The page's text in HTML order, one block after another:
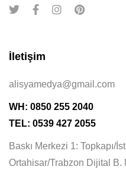
İletişim
alisyamedya@gmail.com
WH: 0850 255 2040
TEL: 0539 427 2055
Baskı Merkezi 1: Topkapı/
Ortahisar/Trabzon Dijital B.